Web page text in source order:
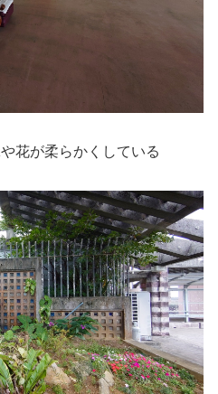
花が柔らかくしている